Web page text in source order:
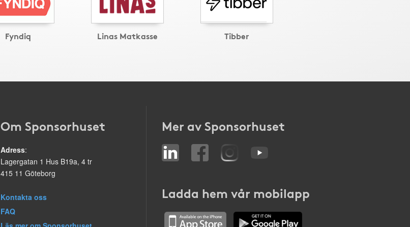
Fyndiq Linas Matkasse Tibber
Om Sponsorhuset
Adress:
Lagergatan 1 Hus B19a, 4 tr
415 11 Göteborg
Kontakta oss
FAQ
Mer av Sponsorhuset
Ladda hem vår mobilapp